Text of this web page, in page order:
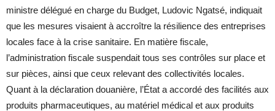
ministre délégué en charge du Budget, Ludovic Ngatsé, indiquait
que les mesures visaient à accroître la résilience des entreprises
locales face à la crise sanitaire. En matière fiscale,
l’administration fiscale suspendait tous ses contrôles sur place et
sur pièces, ainsi que ceux relevant des collectivités locales.
Quant à la déclaration douanière, l’État a accordé des facilités aux
produits pharmaceutiques, au matériel médical et aux produits